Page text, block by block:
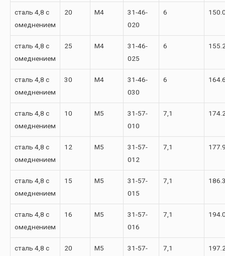
сталь 4,8 с
омеднением
20 М4
31-46-
020
6
сталь 4,8 с
омеднением
25 М4
31-46-
025
6
сталь 4,8 с
омеднением
30 М4
31-46-
030
6
сталь 4,8 с
омеднением
10 М5
31-57-
010
7,1
сталь 4,8 с
омеднением
12 М5
31-57-
012
7,1
сталь 4,8 с
омеднением
15 М5
31-57-
015
7,1
сталь 4,8 с
омеднением
16 М5
31-57-
016
7,1
сталь 4,8 с
20 М5
31-57-
7,1